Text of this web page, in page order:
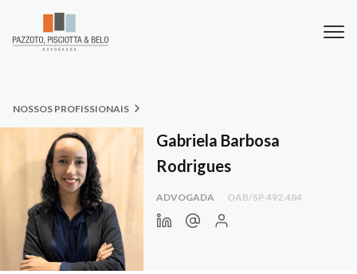
NOSSOS PROFISSIONAIS
Gabriela Barbosa
Rodrigues
ADVOGADA OAB/SP 492.484